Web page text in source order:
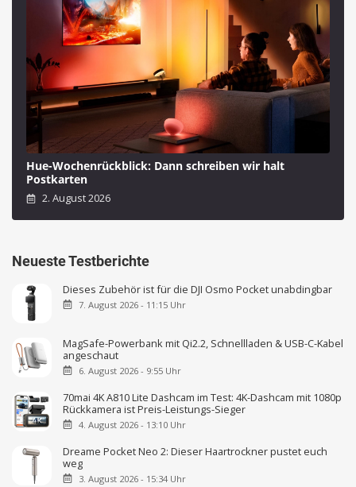
Hue-Wochenrückblick: Dann schreiben wir halt
Postkarten
2. August 2026
Neueste Testberichte
Dieses Zubehör ist für die DJI Osmo Pocket unabdingbar
7. August 2026 - 11:15 Uhr
MagSafe-Powerbank mit Qi2.2, Schnellladen & USB-C-Kabel
angeschaut
6. August 2026 - 9:55 Uhr
70mai 4K A810 Lite Dashcam im Test: 4K-Dashcam mit 1080p
Rückkamera ist Preis-Leistungs-Sieger
4. August 2026 - 13:10 Uhr
Dreame Pocket Neo 2: Dieser Haartrockner pustet euch
weg
3. August 2026 - 15:34 Uhr